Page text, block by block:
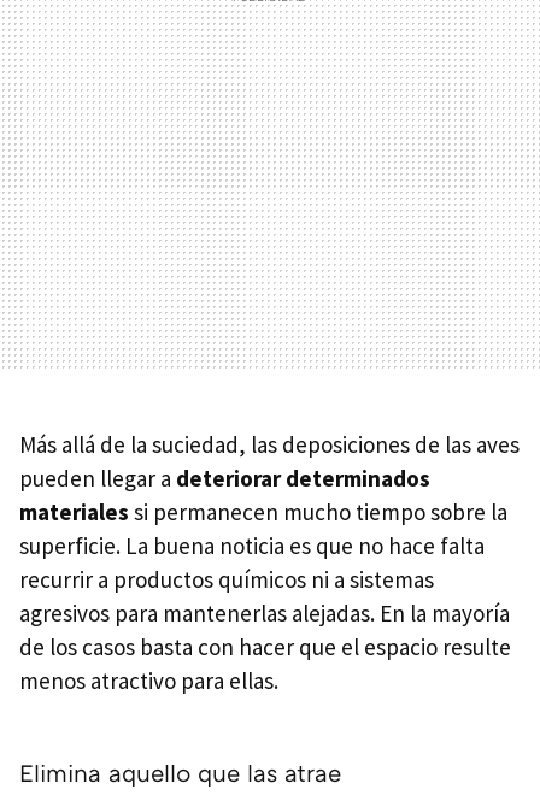
Más allá de la suciedad, las deposiciones de las aves
pueden llegar a deteriorar determinados
materiales si permanecen mucho tiempo sobre la
superficie. La buena noticia es que no hace falta
recurrir a productos químicos ni a sistemas
agresivos para mantenerlas alejadas. En la mayoría
de los casos basta con hacer que el espacio resulte
menos atractivo para ellas.
Elimina aquello que las atrae